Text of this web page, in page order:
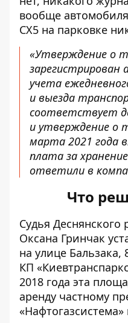
вообще
CX5 на парковке
«Утверждение о
зарегистрирован
учета
и выезда
соответствует
и утверждение о
марта 2021 года
плата за
ответили в
Что
Судья Деснянского
Оксана Гринчак
на улице Бальзака,
КП
2018 года эта
аренду частному
«Нафтогазсистема»